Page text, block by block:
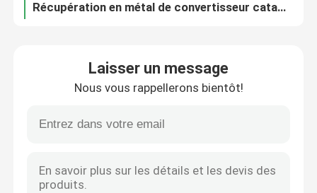
Contactez-nous
Machine de raffinage d'or
Équipement de raffinage de platine
système d'équipement de traitement de gaz résiduel de conduite de Nox de forte concentration
Système humide d'épurateur d'équipement de traitement de gaz résiduel de Gremet aucune pollution
Laisser un message
Nous vous rappellerons bientôt!